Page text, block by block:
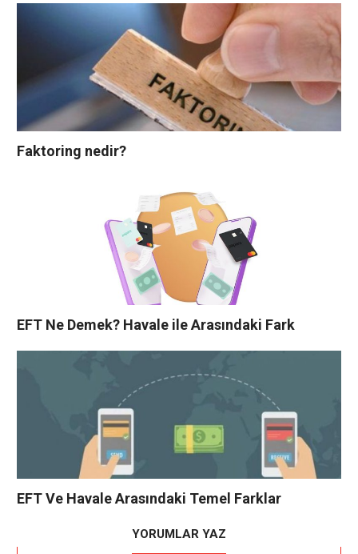
Faktoring nedir?
EFT Ne Demek? Havale ile Arasındaki Fark
EFT Ve Havale Arasındaki Temel Farklar
YORUMLAR YAZ